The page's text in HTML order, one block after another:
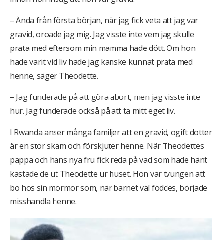
– Ända från första början, när jag fick veta att jag var
gravid, oroade jag mig. Jag visste inte vem jag skulle
prata med eftersom min mamma hade dött. Om hon
hade varit vid liv hade jag kanske kunnat prata med
henne, säger Theodette.
– Jag funderade på att göra abort, men jag visste inte
hur. Jag funderade också på att ta mitt eget liv.
I Rwanda anser många familjer att en gravid, ogift dotter
är en stor skam och förskjuter henne. När Theodettes
pappa och hans nya fru fick reda på vad som hade hänt
kastade de ut Theodette ur huset. Hon var tvungen att
bo hos sin mormor som, när barnet väl föddes, började
misshandla henne.